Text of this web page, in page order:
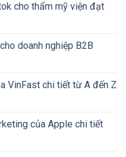
cho thẩm mỹ viện đạt
doanh nghiệp B2B
VinFast chi tiết từ A đến Z
của Apple chi tiết